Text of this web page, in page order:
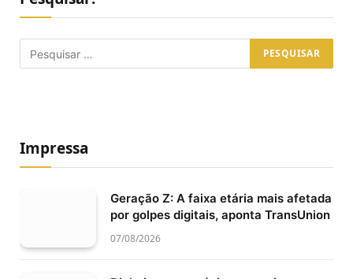
Impressa
Geração Z: A faixa etária mais afetada
por golpes digitais, aponta TransUnion
07/08/2026